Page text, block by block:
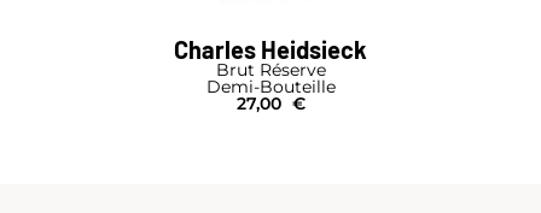
Charles Heidsieck
Brut Réserve
Demi-Bouteille
27,00 €